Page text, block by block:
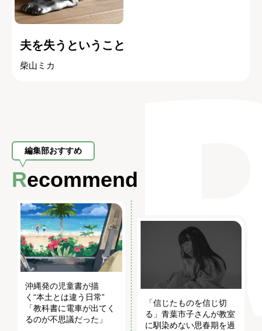
夫を失うということ
柴山ミカ
編集部おすすめ
Recommend
沖縄発の児童書が描
く“本土とは違う日常”
「教科書に電車が出てく
るのが不思議だった」
「信じたものを信じ切
る」青葉市子さんが教室
に馴染めない思春期を過